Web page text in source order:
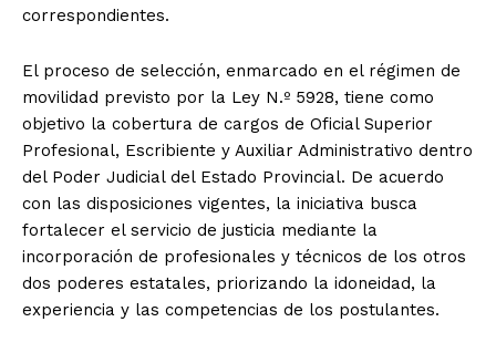
correspondientes.
El proceso de selección, enmarcado en el régimen de
movilidad previsto por la Ley N.º 5928, tiene como
objetivo la cobertura de cargos de Oficial Superior
Profesional, Escribiente y Auxiliar Administrativo dentro
del Poder Judicial del Estado Provincial. De acuerdo
con las disposiciones vigentes, la iniciativa busca
fortalecer el servicio de justicia mediante la
incorporación de profesionales y técnicos de los otros
dos poderes estatales, priorizando la idoneidad, la
experiencia y las competencias de los postulantes.